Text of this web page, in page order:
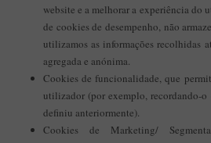
website e a melhorar a experiência do
de cookies de desempenho, não
utilizamos as informações recolhidas
agregada e anónima.
Cookies de funcionalidade, que
utilizador (por exemplo, recordando-o
definiu anteriormente).
Cookies de Marketing/